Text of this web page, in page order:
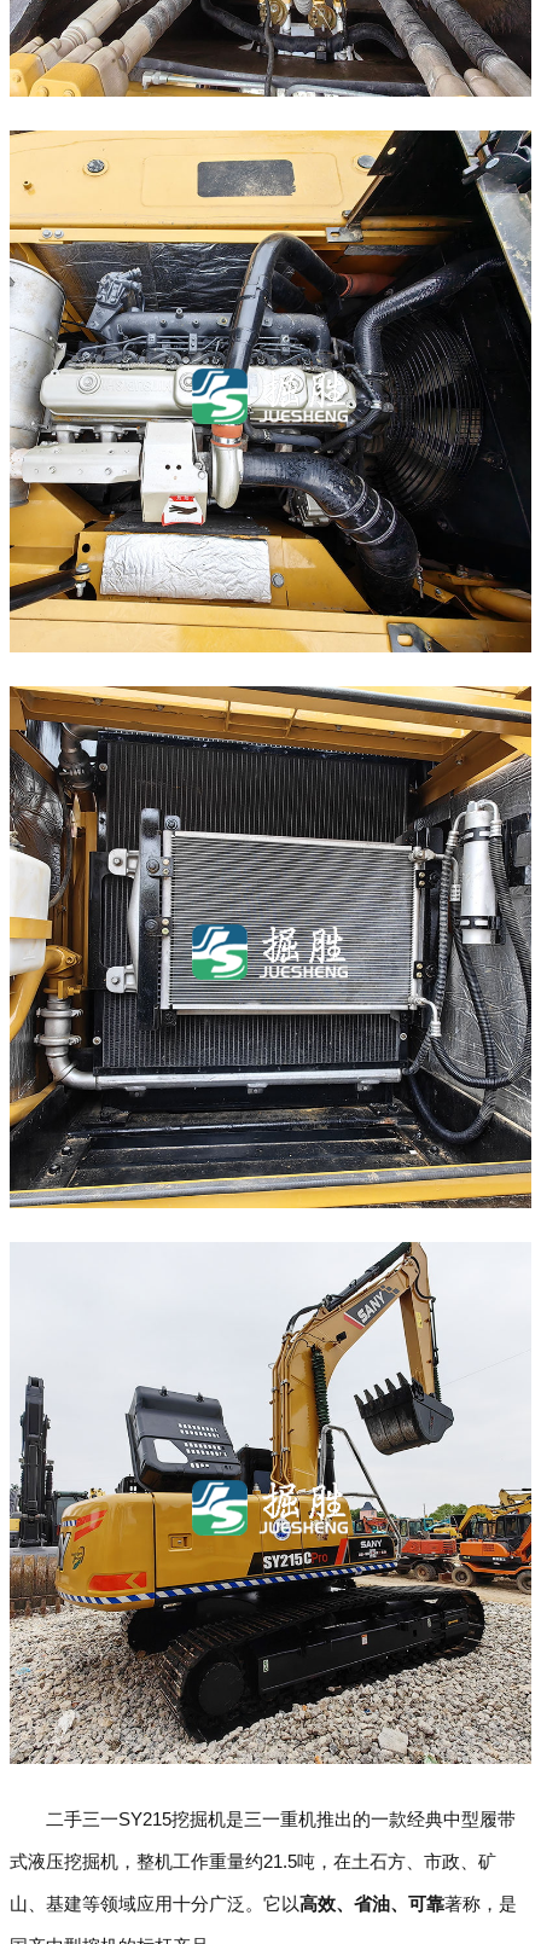
二手三一SY215挖掘机是三一重机推出的一款经典中型履带
式液压挖掘机，整机工作重量约21.5吨，在土石方、市政、矿
山、基建等领域应用十分广泛。它以高效、省油、可靠著称，是